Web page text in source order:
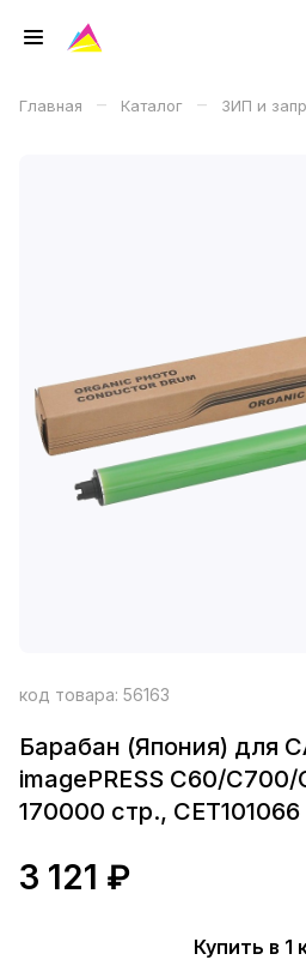
Главная – Каталог – ЗИП и
код товара: 56163
Барабан (Япония) для
imagePRESS C60/
170000 стр., CET101066
3 121 ₽
Купить в 1